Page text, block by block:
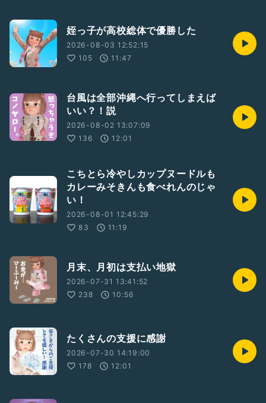
姪っ子が高校総体で優勝した
2026-08-03 12:52:15
105
11:47
台風は全部沖縄へ行ってしまえば
いい？！説
2026-08-02 13:07:09
136
12:01
こちとら冷やしカップヌードルも
カレーみそきんも食べれんのじゃ
い！
2026-08-01 12:45:29
83
11:19
月末、月初は支払い地獄
2026-07-31 13:41:52
238
10:56
たくさんの支援に感謝
2026-07-30 14:19:00
178
12:01